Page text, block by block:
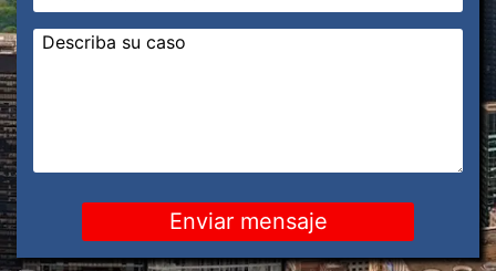
electrónico*
Mensaje*